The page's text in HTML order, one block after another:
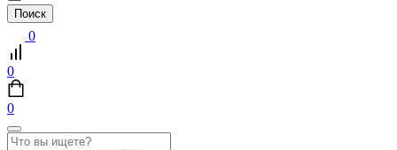
Поиск
0
0
0